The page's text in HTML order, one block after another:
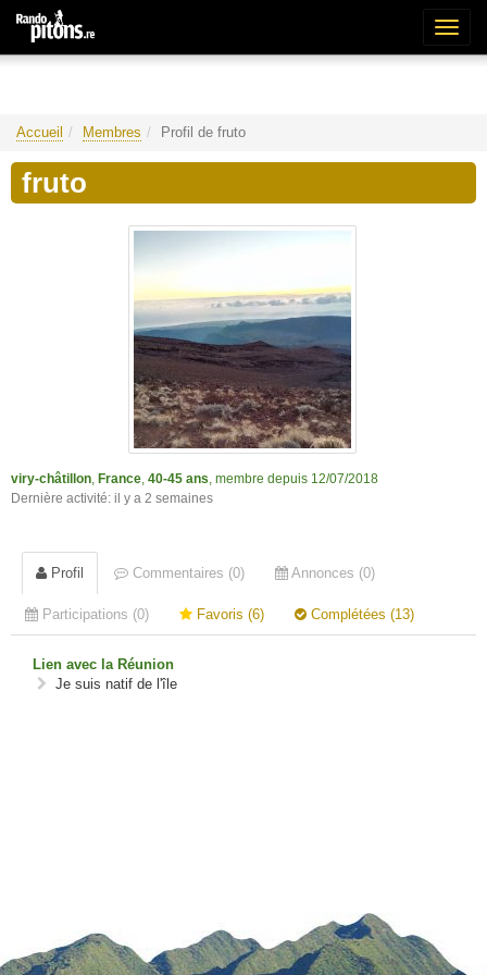
Accueil Membres Profil de fruto
fruto
viry-châtillon France 40-45 ans , membre depuis 12/07/2018
Dernière activité: il y a 2 semaines
Profil Commentaires (0) Annonces (0)
Participations (0) Favoris (6) Complétées (13)
Lien avec la Réunion
Je suis natif de l'île